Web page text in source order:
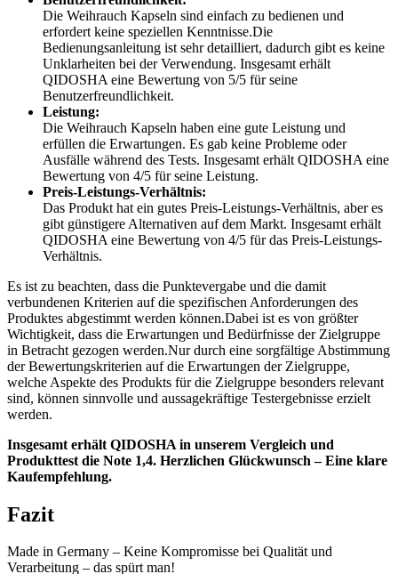
Die Weihrauch Kapseln sind einfach zu bedienen und
erfordert keine speziellen Kenntnisse.Die
Bedienungsanleitung ist sehr detailliert, dadurch gibt es keine
Unklarheiten bei der Verwendung. Insgesamt erhält
QIDOSHA eine Bewertung von 5/5 für seine
Benutzerfreundlichkeit.
Leistung:
Die Weihrauch Kapseln haben eine gute Leistung und
erfüllen die Erwartungen. Es gab keine Probleme oder
Ausfälle während des Tests. Insgesamt erhält QIDOSHA eine
Bewertung von 4/5 für seine Leistung.
Preis-Leistungs-Verhältnis:
Das Produkt hat ein gutes Preis-Leistungs-Verhältnis, aber es
gibt günstigere Alternativen auf dem Markt. Insgesamt erhält
QIDOSHA eine Bewertung von 4/5 für das Preis-Leistungs-
Verhältnis.
Es ist zu beachten, dass die Punktevergabe und die damit
verbundenen Kriterien auf die spezifischen Anforderungen des
Produktes abgestimmt werden können.Dabei ist es von größter
Wichtigkeit, dass die Erwartungen und Bedürfnisse der Zielgruppe
in Betracht gezogen werden.Nur durch eine sorgfältige Abstimmung
der Bewertungskriterien auf die Erwartungen der Zielgruppe,
welche Aspekte des Produkts für die Zielgruppe besonders relevant
sind, können sinnvolle und aussagekräftige Testergebnisse erzielt
werden.
Insgesamt erhält QIDOSHA in unserem Vergleich und
Produkttest die Note 1,4. Herzlichen Glückwunsch – Eine klare
Kaufempfehlung.
Fazit
Made in Germany – Keine Kompromisse bei Qualität und
Verarbeitung – das spürt man!